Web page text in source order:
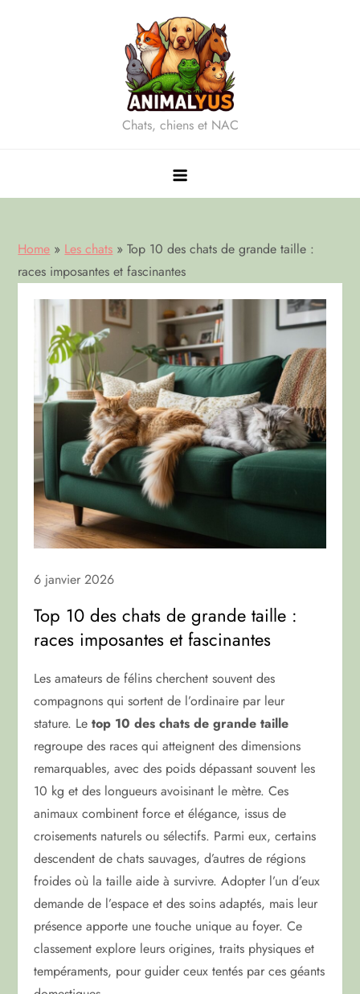
Chats, chiens et NAC
Home » Les chats » Top 10 des chats de grande taille :
races imposantes et fascinantes
6 janvier 2026
Top 10 des chats de grande taille :
races imposantes et fascinantes
Les amateurs de félins cherchent souvent des
compagnons qui sortent de l’ordinaire par leur
stature. Letop 10 des chats de grande taille
regroupe des races qui atteignent des dimensions
remarquables, avec des poids dépassant souvent les
10 kg et des longueurs avoisinant le mètre. Ces
animaux combinent force et élégance, issus de
croisements naturels ou sélectifs. Parmi eux, certains
descendent de chats sauvages, d’autres de régions
froides où la taille aide à survivre. Adopter l’un d’eux
demande de l’espace et des soins adaptés, mais leur
présence apporte une touche unique au foyer. Ce
classement explore leurs origines, traits physiques et
tempéraments, pour guider ceux tentés par ces géants